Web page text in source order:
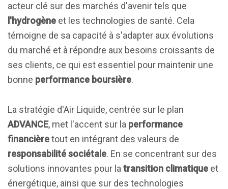
acteur clé sur des marchés d'avenir tels que
l'hydrogène et les technologies de santé. Cela
témoigne de sa capacité à s'adapter aux évolutions
du marché et à répondre aux besoins croissants de
ses clients, ce qui est essentiel pour maintenir une
bonne performance boursière.
La stratégie d'Air Liquide, centrée sur le plan
ADVANCE, met l'accent sur la performance
financièretout en intégrant des valeurs de
responsabilité sociétale. En se concentrant sur des
solutions innovantes pour la transition climatique et
énergétique, ainsi que sur des technologies